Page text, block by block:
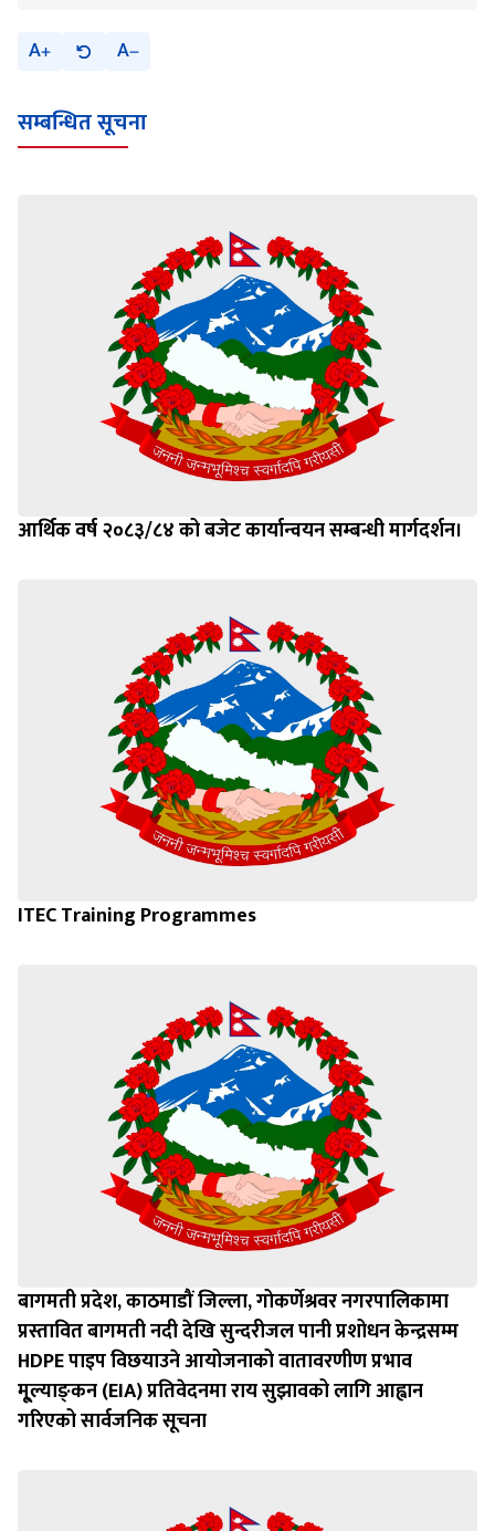
A A
सम्बन्धित सूचना
आर्थिक वर्ष २०८३/८४ को बजेट कार्यान्वयन सम्बन्धी मार्गदर्शन।
ITEC Training Programmes
बागमती प्रदेश, काठमाडौं जिल्ला, गोकर्णेश्रवर नगरपालिकामा
प्रस्तावित बागमती नदी देखि सुन्दरीजल पानी प्रशोधन केन्द्रसम्म
HDPE पाइप विछयाउने आयोजनाको वातावरणीण प्रभाव
मू्ल्याङ्‍कन (EIA) प्रतिवेदनमा राय सुझावको लागि आह्वान
गरिएको सार्वजनिक सूचना